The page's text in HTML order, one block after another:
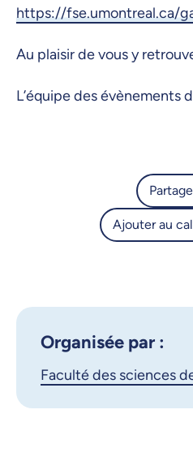
https://fse.umontreal.ca/
Au plaisir de vous y
L’équipe des évènements
Ajouter au
Organisée par :
Faculté des sciences